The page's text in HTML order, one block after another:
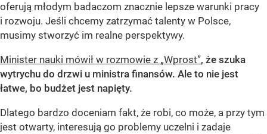
oferują młodym badaczom znacznie lepsze warunki pracy
i rozwoju. Jeśli chcemy zatrzymać talenty w Polsce,
musimy stworzyć im realne perspektywy.
Minister nauki mówił w rozmowie z „Wprost”, że szuka
wytrychu do drzwi u ministra finansów. Ale to nie jest
łatwe, bo budżet jest napięty.
Dlatego bardzo doceniam fakt, że robi, co może, a przy tym
jest otwarty, interesują go problemy uczelni i zadaje